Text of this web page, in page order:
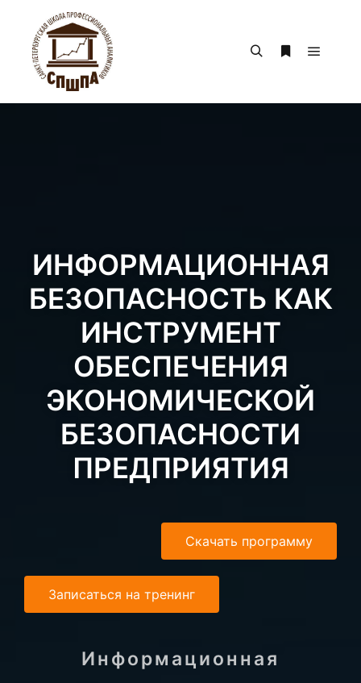
ИНФОРМАЦИОННАЯ
БЕЗОПАСНОСТЬ КАК
ИНСТРУМЕНТ
ОБЕСПЕЧЕНИЯ
ЭКОНОМИЧЕСКОЙ
БЕЗОПАСНОСТИ
ПРЕДПРИЯТИЯ
Скачать программу
Записаться на тренинг
Информационная